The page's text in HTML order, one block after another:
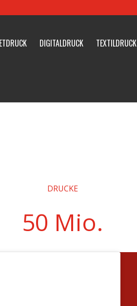
DIGITALDRUCK TEXTILDRUCK
DRUCKE
50 Mio.